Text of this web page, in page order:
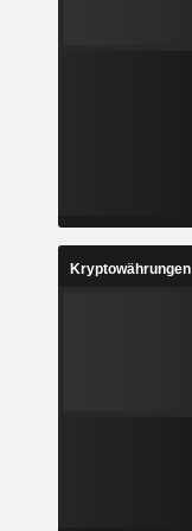
Kryptowährungen